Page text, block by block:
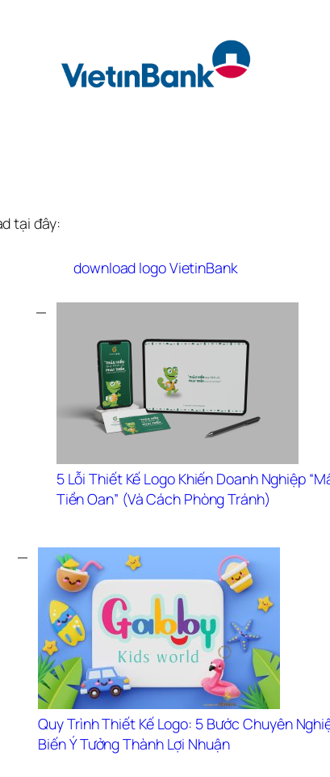
tại đây:
download logo VietinBank
5 Lỗi Thiết Kế Logo Khiến Doanh Nghiệp
Tiền Oan” (Và Cách Phòng Tránh)
Quy Trình Thiết Kế Logo: 5 Bước Chuyên
Biến Ý Tưởng Thành Lợi Nhuận